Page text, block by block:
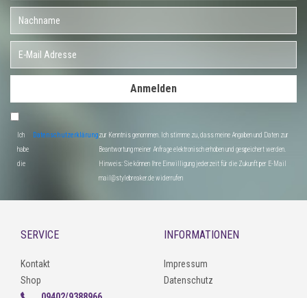
Anmelden
Ich
habe
die
Datenschutzerklärungzur Kenntnis genommen. Ich stimme zu, dass meine Angaben und Daten zur
Beantwortung meiner Anfrage elektronisch erhoben und gespeichert werden.
Hinweis: Sie können Ihre Einwilligung jederzeit für die Zukunft per E-Mail
mail@stylebreaker.de widerrufen
SERVICE
Kontakt
Shop
INFORMATIONEN
Impressum
Datenschutz